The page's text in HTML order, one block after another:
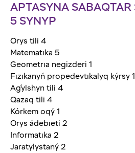
APTASYNA SABAQTAR
5 SYNYP
Orys tili 4
Matematıka 5
Geometrıa negizderi 1
Fızıkanyń propedevtıkalyq kýrsy 1
Aǵylshyn tili 4
Qazaq tili 4
Kórkem oqý 1
Orys ádebıeti 2
Informatıka 2
Jaratylystaný 2